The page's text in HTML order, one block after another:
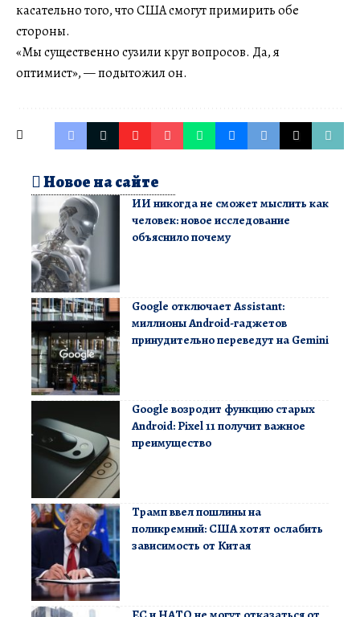
касательно того, что США смогут примирить обе
стороны.
«Мы существенно сузили круг вопросов. Да, я
оптимист», — подытожил он.
Новое на сайте
ИИ никогда не сможет мыслить как
человек: новое исследование
объяснило почему
Google отключает Assistant:
миллионы Android-гаджетов
принудительно переведут на Gemini
Google возродит функцию старых
Android: Pixel 11 получит важное
преимущество
Трамп ввел пошлины на
поликремний: США хотят ослабить
зависимость от Китая